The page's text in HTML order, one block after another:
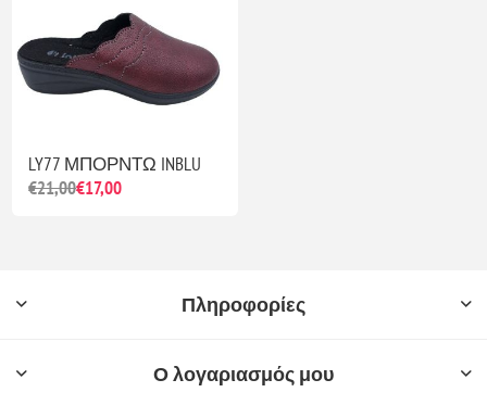
LY77 ΜΠΟΡΝΤΩ INBLU
€21,00€17,00
Πληροφορίες
Ο λογαριασμός μου